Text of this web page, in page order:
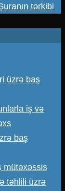
tərkibi
üzrə baş
iş və
baş
mütəxəssis
təhlili üzrə